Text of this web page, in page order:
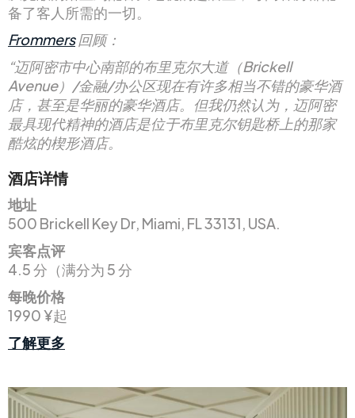
备了客人所需的一切。
Frommers回顾：
“迈阿密市中心南部的布里克尔大道（Brickell
Avenue）/金融/办公区现在有许多相当不错的豪华酒
店，甚至是华丽的豪华酒店。但我仍然认为，迈阿密
最具现代精神的酒店是位于布里克尔钥匙桥上的那家
酷炫的楔形酒店。
酒店详情
地址
500 Brickell Key Dr, Miami, FL 33131, USA.
宾客点评
4.5 分（满分为 5 分
每晚价格
1990 ¥起
了解更多